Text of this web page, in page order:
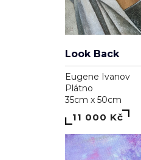
Look Back
Eugene Ivanov
Plátno
35cm x 50cm
11 000 Kč